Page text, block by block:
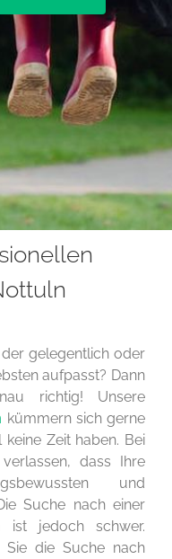
gelegentlich oder
aufpasst? Dann
richtig! Unsere
kümmern sich gerne
Zeit haben. Bei
dass Ihre
und
Suche nach einer
ist jedoch schwer.
die Suche nach